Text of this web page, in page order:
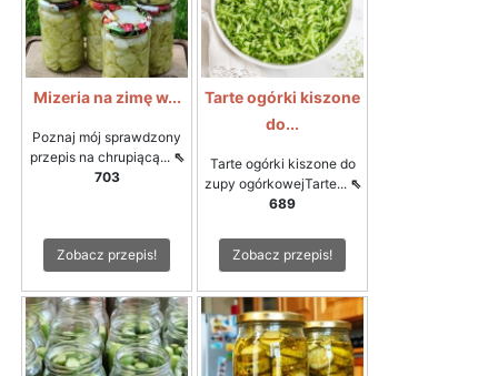
Mizeria na zimę w...
Poznaj mój sprawdzony
przepis na chrupiącą... ⇖
703
Zobacz przepis!
Tarte ogórki kiszone
do...
Tarte ogórki kiszone do
zupy ogórkowejTarte... ⇖
689
Zobacz przepis!